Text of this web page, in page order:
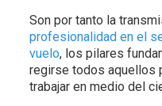
Son por tanto la
profesionalidad en el
vuelo, los pilares
regirse todos aquellos
trabajar en medio del